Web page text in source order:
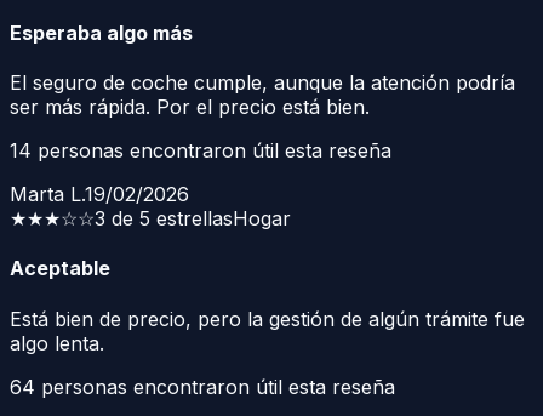
Esperaba algo más
El seguro de coche cumple, aunque la atención podría
ser más rápida. Por el precio está bien.
14 personas encontraron útil esta reseña
Marta L.19/02/2026
★★★☆☆3 de 5 estrellasHogar
Aceptable
Está bien de precio, pero la gestión de algún trámite fue
algo lenta.
64 personas encontraron útil esta reseña